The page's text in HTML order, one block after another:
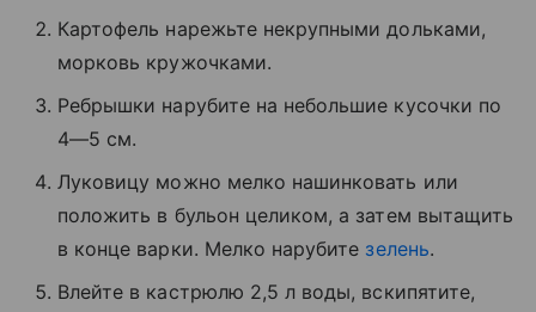
Картофель нарежьте некрупными дольками,
морковь кружочками.
Ребрышки нарубите на небольшие кусочки по
4—5 см.
Луковицу можно мелко нашинковать или
положить в бульон целиком, а затем вытащить
в конце варки. Мелко нарубите зелень.
Влейте в кастрюлю 2,5 л воды, вскипятите,